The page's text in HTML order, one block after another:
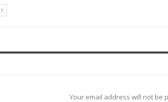
Your email address will not be